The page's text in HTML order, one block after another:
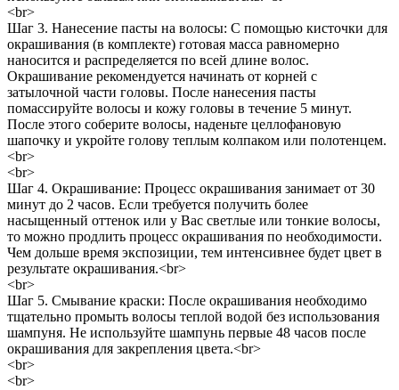
<br>
Шаг 3. Нанесение пасты на волосы: С помощью кисточки для
окрашивания (в комплекте) готовая масса равномерно
наносится и распределяется по всей длине волос.
Окрашивание рекомендуется начинать от корней с
затылочной части головы. После нанесения пасты
помассируйте волосы и кожу головы в течение 5 минут.
После этого соберите волосы, наденьте целлофановую
шапочку и укройте голову теплым колпаком или полотенцем.
<br>
<br>
Шаг 4. Окрашивание: Процесс окрашивания занимает от 30
минут до 2 часов. Если требуется получить более
насыщенный оттенок или у Вас светлые или тонкие волосы,
то можно продлить процесс окрашивания по необходимости.
Чем дольше время экспозиции, тем интенсивнее будет цвет в
результате окрашивания.<br>
<br>
Шаг 5. Смывание краски: После окрашивания необходимо
тщательно промыть волосы теплой водой без использования
шампуня. Не используйте шампунь первые 48 часов после
окрашивания для закрепления цвета.<br>
<br>
<br>